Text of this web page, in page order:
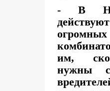
- В
им,
нужны